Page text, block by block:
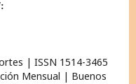
| ISSN 1514-3465
Mensual | Buenos